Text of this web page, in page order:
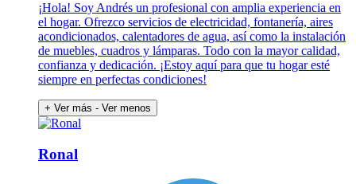
¡Hola! Soy Andrés un profesional con amplia experiencia en
el hogar. Ofrezco servicios de electricidad, fontanería, aires
acondicionados, calentadores de agua, así como la instalación
de muebles, cuadros y lámparas. Todo con la mayor calidad,
confianza y dedicación. ¡Estoy aquí para que tu hogar esté
siempre en perfectas condiciones!
+ Ver más - Ver menos
Ronal